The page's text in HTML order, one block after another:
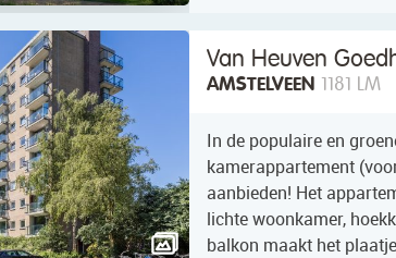
Van Heuven
AMSTELVEEN 1181 LM
In de populaire en
kamerappartement
aanbieden! Het
lichte woonkamer,
balkon maakt het